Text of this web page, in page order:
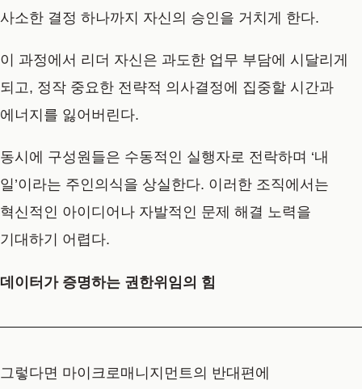
사소한 결정 하나까지 자신의 승인을 거치게 한다.
이 과정에서 리더 자신은 과도한 업무 부담에 시달리게
되고, 정작 중요한 전략적 의사결정에 집중할 시간과
에너지를 잃어버린다.
동시에 구성원들은 수동적인 실행자로 전락하며 ‘내
일’이라는 주인의식을 상실한다. 이러한 조직에서는
혁신적인 아이디어나 자발적인 문제 해결 노력을
기대하기 어렵다.
데이터가 증명하는 권한위임의 힘
그렇다면 마이크로매니지먼트의 반대편에